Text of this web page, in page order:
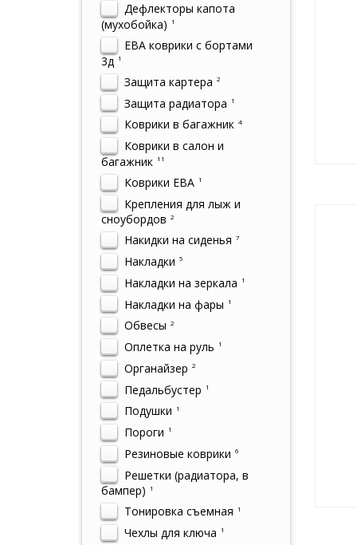
Дефлекторы капота
(мухобойка)
1
ЕВА коврики с бортами
3д
1
Защита картера 2
Защита радиатора 1
Коврики в багажник 4
Коврики в салон и
багажник 11
Коврики ЕВА 1
Крепления для лыж и
сноубордов 2
Накидки на сиденья 7
Накладки 5
Накладки на зеркала 1
Накладки на фары 1
Обвесы 2
Оплетка на руль 1
Органайзер 2
Педальбустер 1
Подушки 1
Пороги 1
Резиновые коврики 6
Решетки (радиатора, в
бампер)
1
Тонировка съемная 1
Чехлы для ключа 1